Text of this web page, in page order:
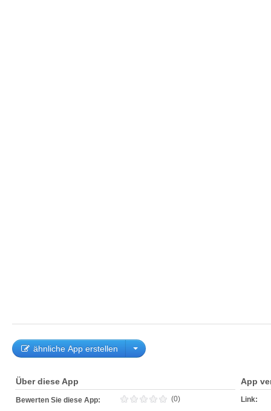
ähnliche App erstellen
Über diese App
Bewerten Sie diese App: (0)
App
Link: